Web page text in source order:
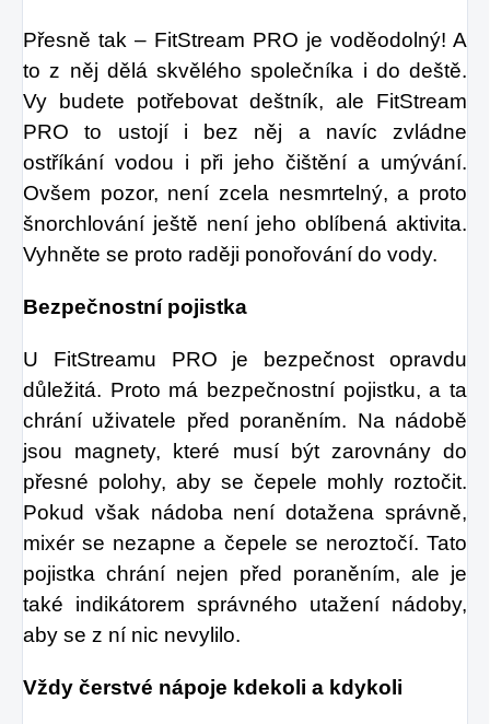
Přesně tak – FitStream PRO je voděodolný! A
to z něj dělá skvělého společníka i do deště.
Vy budete potřebovat deštník, ale FitStream
PRO to ustojí i bez něj a navíc zvládne
ostříkání vodou i při jeho čištění a umývání.
Ovšem pozor, není zcela nesmrtelný, a proto
šnorchlování ještě není jeho oblíbená aktivita.
Vyhněte se proto raději ponořování do vody.
Bezpečnostní pojistka
U FitStreamu PRO je bezpečnost opravdu
důležitá. Proto má bezpečnostní pojistku, a ta
chrání uživatele před poraněním. Na nádobě
jsou magnety, které musí být zarovnány do
přesné polohy, aby se čepele mohly roztočit.
Pokud však nádoba není dotažena správně,
mixér se nezapne a čepele se neroztočí. Tato
pojistka chrání nejen před poraněním, ale je
také indikátorem správného utažení nádoby,
aby se z ní nic nevylilo.
Vždy čerstvé nápoje kdekoli a kdykoli